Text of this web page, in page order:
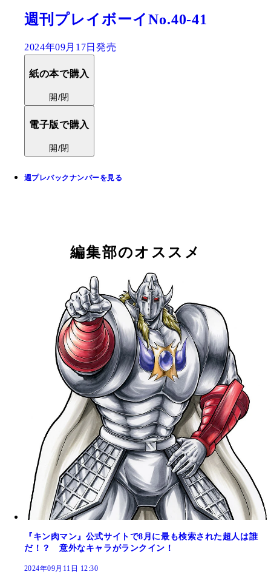
週刊プレイボーイNo.40-41
2024年09月17日発売
紙の本で購入
開/閉
電子版で購入
開/閉
週プレバックナンバーを見る
編集部のオススメ
『キン肉マン』公式サイトで8月に最も検索された超人は誰
だ！？ 意外なキャラがランクイン！
2024年09月11日 12:30